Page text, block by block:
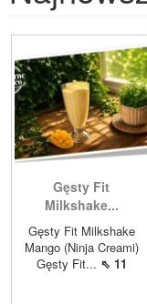
Gęsty Fit
Milkshake...
Gęsty Fit Milkshake
Mango (Ninja Creami)
Gęsty Fit... ⇖ 11